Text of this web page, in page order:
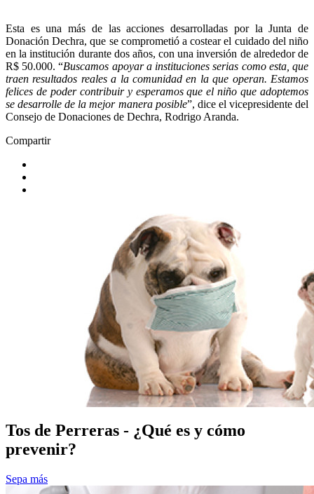
Esta es una más de las acciones desarrolladas por la Junta de
Donación Dechra, que se comprometió a costear el cuidado del niño
en la institución durante dos años, con una inversión de alrededor de
R$ 50.000. “Buscamos apoyar a instituciones serias como esta, que
traen resultados reales a la comunidad en la que operan. Estamos
felices de poder contribuir y esperamos que el niño que adoptemos
se desarrolle de la mejor manera posible”, dice el vicepresidente del
Consejo de Donaciones de Dechra, Rodrigo Aranda.
Compartir
Tos de Perreras - ¿Qué es y cómo
prevenir?
Sepa más